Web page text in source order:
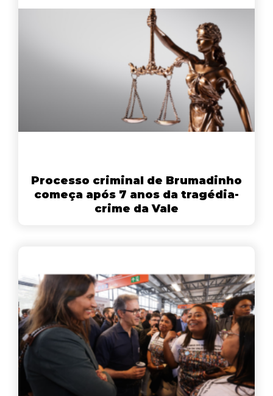
Processo criminal de Brumadinho
começa após 7 anos da tragédia-
crime da Vale